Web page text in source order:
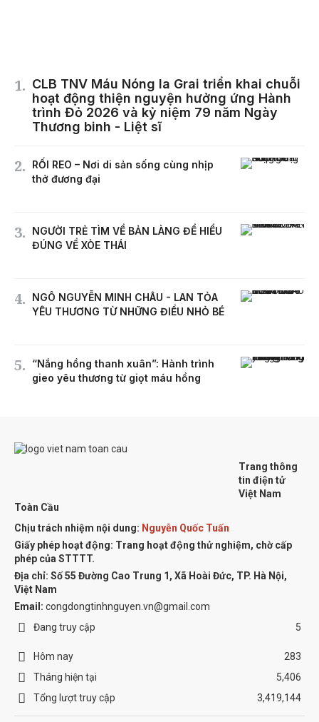
CLB TNV Máu Nóng Ia Grai triển khai chuỗi
hoạt động thiện nguyện hưởng ứng Hành
trình Đỏ 2026 và kỷ niệm 79 năm Ngày
Thương binh - Liệt sĩ
RỐI REO – Nơi di sản sống cùng nhịp
thở đương đại
NGƯỜI TRẺ TÌM VỀ BẢN LÀNG ĐỂ HIỂU
ĐÚNG VỀ XÒE THÁI
NGÔ NGUYỄN MINH CHÂU - LAN TỎA
YÊU THƯƠNG TỪ NHỮNG ĐIỀU NHỎ BÉ
“Nắng hồng thanh xuân”: Hành trình
gieo yêu thương từ giọt máu hồng
Trang thông
tin điện tử
Việt Nam
Toàn Cầu
Chịu trách nhiệm nội dung: Nguyễn Quốc Tuấn
Giấy phép hoạt động: Trang hoạt động thử nghiệm, chờ cấp
phép của STTTT.
Địa chỉ: Số 55 Đường Cao Trung 1, Xã Hoài Đức, TP. Hà Nội,
Việt Nam
Email: congdongtinhnguyen.vn@gmail.com
Đang truy cập
5
Hôm nay
283
Tháng hiện tại
5,406
Tổng lượt truy cập
3,419,144